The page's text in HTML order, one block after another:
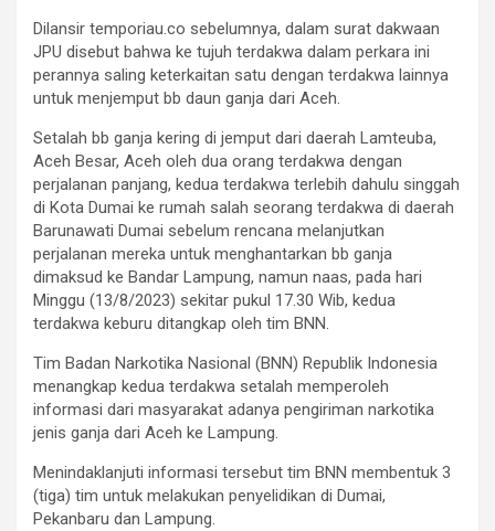
Dilansir temporiau.co sebelumnya, dalam surat dakwaan
JPU disebut bahwa ke tujuh terdakwa dalam perkara ini
perannya saling keterkaitan satu dengan terdakwa lainnya
untuk menjemput bb daun ganja dari Aceh.
Setalah bb ganja kering di jemput dari daerah Lamteuba,
Aceh Besar, Aceh oleh dua orang terdakwa dengan
perjalanan panjang, kedua terdakwa terlebih dahulu singgah
di Kota Dumai ke rumah salah seorang terdakwa di daerah
Barunawati Dumai sebelum rencana melanjutkan
perjalanan mereka untuk menghantarkan bb ganja
dimaksud ke Bandar Lampung, namun naas, pada hari
Minggu (13/8/2023) sekitar pukul 17.30 Wib, kedua
terdakwa keburu ditangkap oleh tim BNN.
Tim Badan Narkotika Nasional (BNN) Republik Indonesia
menangkap kedua terdakwa setalah memperoleh
informasi dari masyarakat adanya pengiriman narkotika
jenis ganja dari Aceh ke Lampung.
Menindaklanjuti informasi tersebut tim BNN membentuk 3
(tiga) tim untuk melakukan penyelidikan di Dumai,
Pekanbaru dan Lampung.